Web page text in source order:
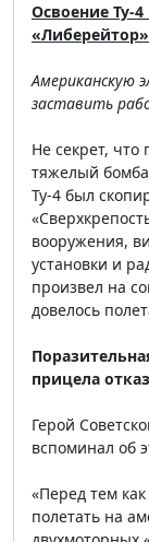
Освоение Ту-
«Либерейтор»
Американскую
заставить
Не секрет, что
тяжелый
Ту-4 был
вооружения,
установки и
произвел на
довелось
прицела
Герой
вспоминал об
«Перед тем
полетать на